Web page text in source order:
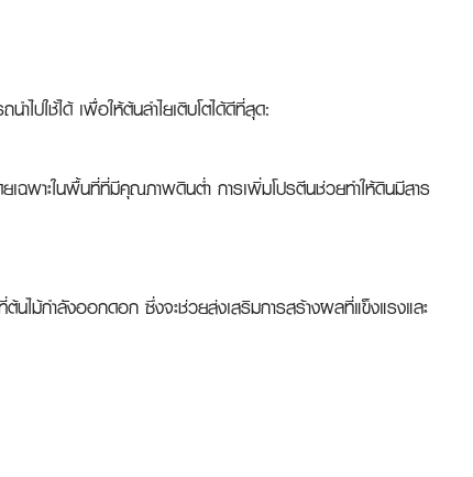
ำไปใช้ได้ เพื่อให้ต้นลำไยเติบโตได้ดีที่สุด:
ฉพาะในพื้นที่ที่มีคุณภาพดินต่ำ การเพิ่มโปรตีนช่วยทำให้ดินมีสาร
นไม้กำลังออกดอก ซึ่งจะช่วยส่งเสริมการสร้างผลที่แข็งแรงและ